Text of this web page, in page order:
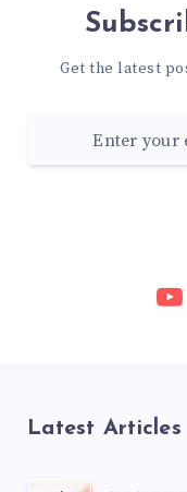
Get the latest
Latest Articles